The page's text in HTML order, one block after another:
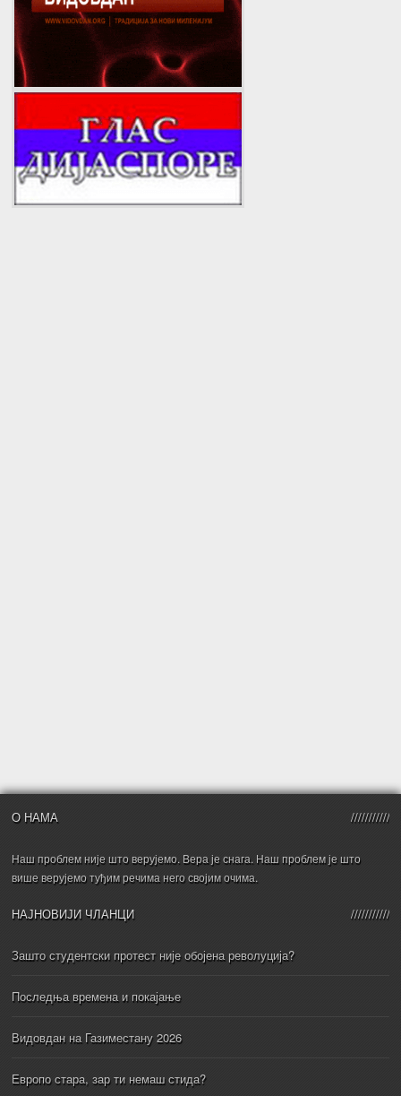
О НАМА
Наш проблем није што верујемо. Вера је снага. Наш проблем је што
више верујемо туђим речима него својим очима.
НАЈНОВИЈИ ЧЛАНЦИ
Зашто студентски протест није обојена револуција?
Последња времена и покајање
Видовдан на Газиместану 2026
Европо стара, зар ти немаш стида?